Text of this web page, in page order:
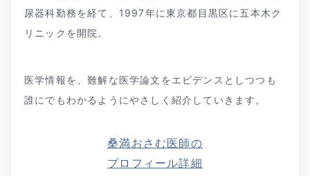
尿器科勤務を経て、1997年に東京都目黒区に五本木ク
リニックを開院。
医学情報を、難解な医学論文をエビデンスとしつつも
誰にでもわかるようにやさしく紹介していきます。
桑満おさむ医師の
プロフィール詳細